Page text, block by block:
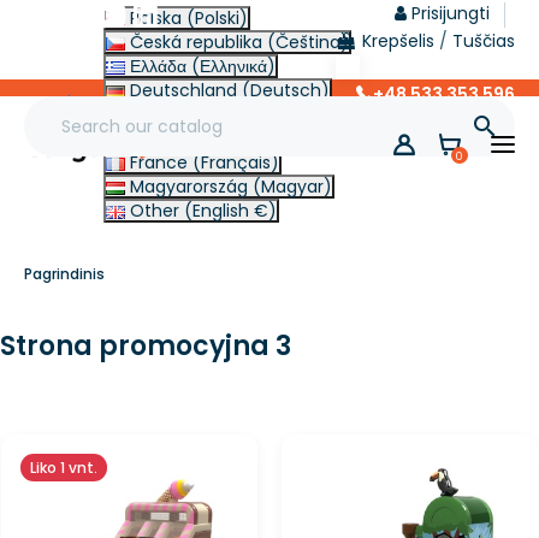
Prisijungti
Krepšelis / Tuščias
lt
Polska (Polski)
Česká republika (Čeština)
Ελλάδα (Ελληνικά)
Deutschland (Deutsch)
Italia (Italiano)
Slovensko (Slovenčina)
France (Français)
Magyarország (Magyar)
Other (English €)
+48 533 353 596

0
Pagrindinis
Strona promocyjna 3
Liko 1 vnt.